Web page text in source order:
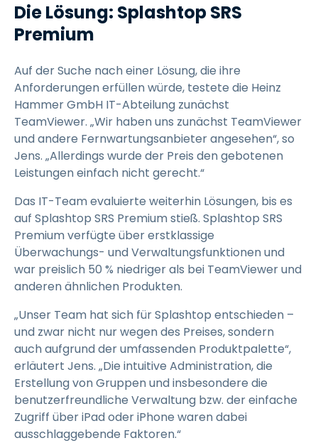
Die Lösung: Splashtop SRS
Premium
Auf der Suche nach einer Lösung, die ihre
Anforderungen erfüllen würde, testete die Heinz
Hammer GmbH IT-Abteilung zunächst
TeamViewer. „Wir haben uns zunächst TeamViewer
und andere Fernwartungsanbieter angesehen“, so
Jens. „Allerdings wurde der Preis den gebotenen
Leistungen einfach nicht gerecht.“
Das IT-Team evaluierte weiterhin Lösungen, bis es
auf Splashtop SRS Premium stieß. Splashtop SRS
Premium verfügte über erstklassige
Überwachungs- und Verwaltungsfunktionen und
war preislich 50 % niedriger als bei TeamViewer und
anderen ähnlichen Produkten.
„Unser Team hat sich für Splashtop entschieden –
und zwar nicht nur wegen des Preises, sondern
auch aufgrund der umfassenden Produktpalette“,
erläutert Jens. „Die intuitive Administration, die
Erstellung von Gruppen und insbesondere die
benutzerfreundliche Verwaltung bzw. der einfache
Zugriff über iPad oder iPhone waren dabei
ausschlaggebende Faktoren.“